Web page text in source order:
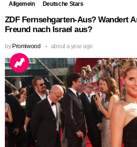
Allgemein Deutsche Stars
ZDF Fernsehgarten-Aus? Wandert
Freund nach Israel aus?
by Promiwood about a year ago